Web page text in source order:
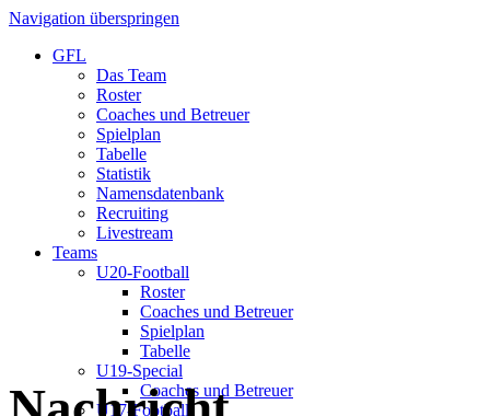
Navigation überspringen
GFL
Das Team
Roster
Coaches und Betreuer
Spielplan
Tabelle
Statistik
Namensdatenbank
Recruiting
Livestream
Teams
U20-Football
Roster
Coaches und Betreuer
Spielplan
Tabelle
U19-Special
Coaches und Betreuer
U17-Football